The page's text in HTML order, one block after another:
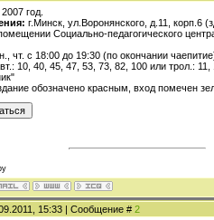
2007 год.
г.Минск, ул.Воронянского, д.11, корп.6
Социально-педагогического
чт. с 18:00 до 19:30 (по окончании
10, 40, 45, 47, 53, 73, 82, 100 или трол.:
обозначено красным, вход помечен
15:33 | Сообщение # 2